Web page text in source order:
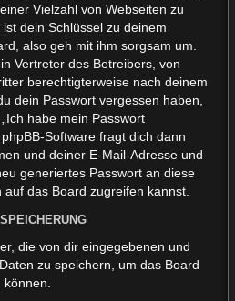
Vielzahl von Webseiten zu
dein Schlüssel zu deinem
also geh mit ihm sorgsam um.
Vertreter des Betreibers, von
berechtigterweise nach deinem
dein Passwort vergessen haben,
habe mein Passwort
Software fragt dich dann
und deiner E-Mail-Adresse und
generiertes Passwort an diese
das Board zugreifen kannst.
die von dir eingegebenen und
zu speichern, um das Board